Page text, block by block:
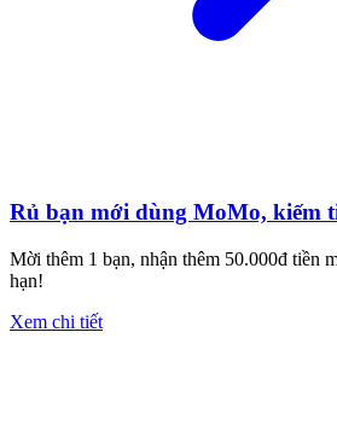
Rủ bạn mới dùng MoMo, kiếm
Mời thêm 1 bạn, nhận thêm 50.000đ tiền
hạn!
Xem chi tiết